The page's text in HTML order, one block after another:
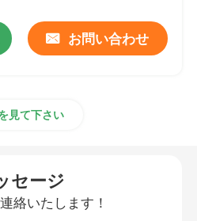
お問い合わせ
見て下さい
セージ
絡いたします！